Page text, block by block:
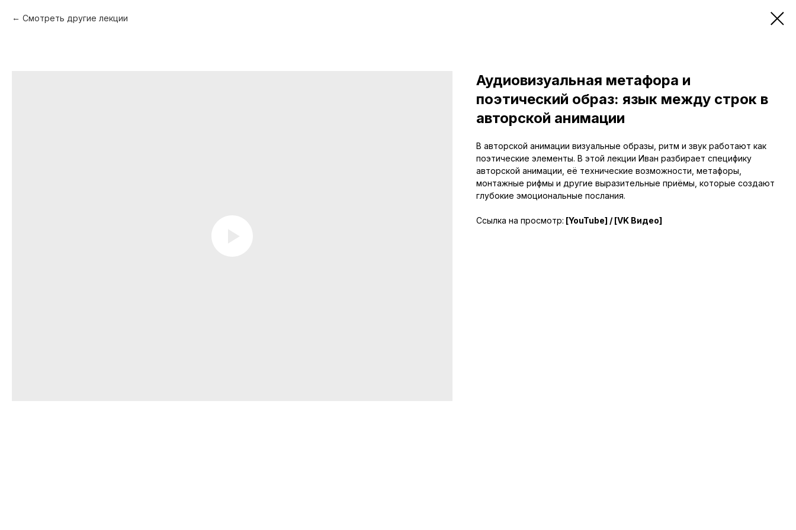
Смотреть другие лекции
Аудиовизуальная метафора и
поэтический образ: язык между строк в
авторской анимации
В авторской анимации визуальные образы, ритм и звук работают как
поэтические элементы. В этой лекции Иван разбирает специфику
авторской анимации, её технические возможности, метафоры,
монтажные рифмы и другие выразительные приёмы, которые создают
глубокие эмоциональные послания.
Ссылка на просмотр: [YouTube] / [VK Видео]